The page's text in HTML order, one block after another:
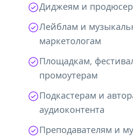
Диджеям и
Лейблам и
маркетологам
Площадкам,
промоутерам
Подкастерам и
аудиоконтента
Преподавателям и